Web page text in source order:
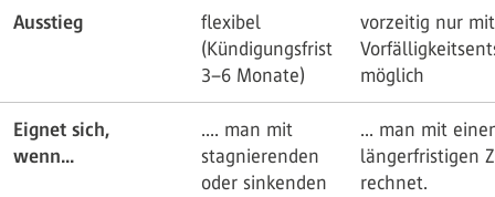
Ausstieg
flexibel
(Kündigungsfrist
3–6 Monate)
vorzeitig nur mit
möglich
Eignet sich,
wenn...
.... man mit
stagnierenden
oder sinkenden
... man mit
längerfristigen
rechnet.